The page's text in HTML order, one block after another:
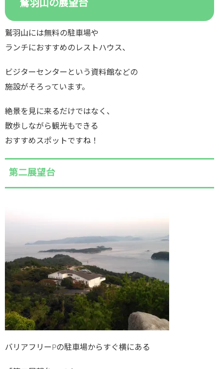
鷲羽山の展望台
鷲羽山には無料の駐車場や
ランチにおすすめのレストハウス、
ビジターセンターという資料館などの
施設がそろっています。
絶景を見に来るだけではなく、
散歩しながら観光もできる
おすすめスポットですね！
第二展望台
バリアフリーPの駐車場からすぐ横にある